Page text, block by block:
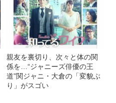
親友を裏切り、次々と体の関
係を…“ジャニーズ俳優の王
道”関ジャニ・大倉の「変貌ぶ
り」がスゴい